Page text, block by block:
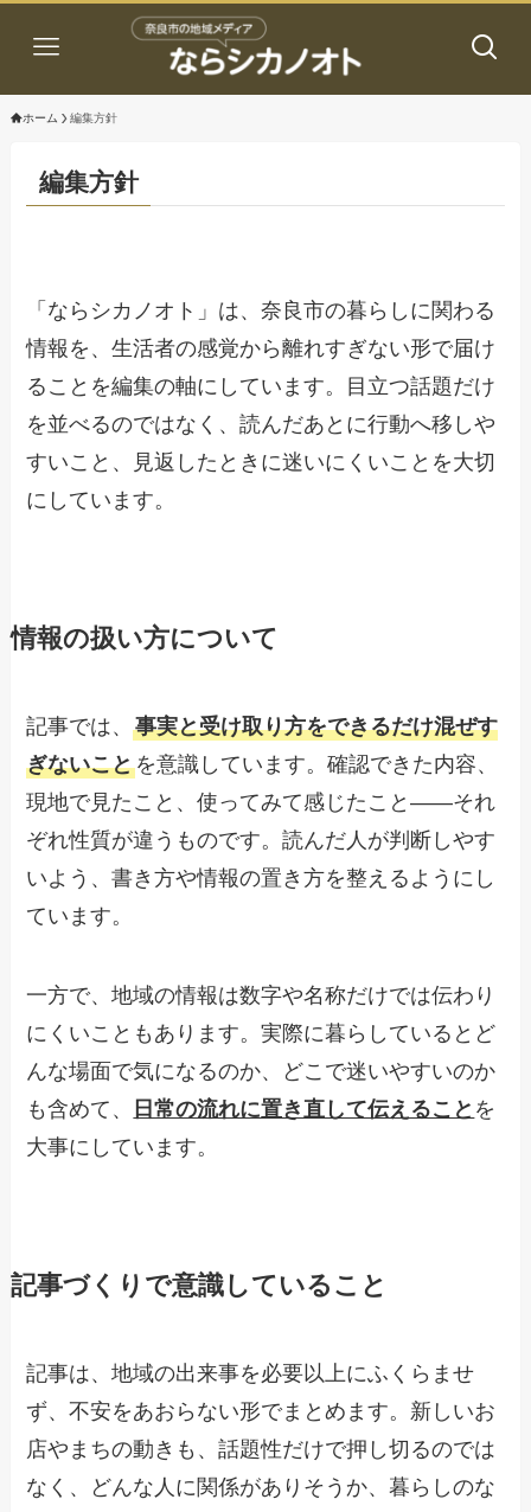
ホーム 編集方針
編集方針
「ならシカノオト」は、奈良市の暮らしに関わる
情報を、生活者の感覚から離れすぎない形で届け
ることを編集の軸にしています。目立つ話題だけ
を並べるのではなく、読んだあとに行動へ移しや
すいこと、見返したときに迷いにくいことを大切
にしています。
情報の扱い方について
記事では、事実と受け取り方をできるだけ混ぜす
ぎないことを意識しています。確認できた内容、
現地で見たこと、使ってみて感じたこと——それ
ぞれ性質が違うものです。読んだ人が判断しやす
いよう、書き方や情報の置き方を整えるようにし
ています。
一方で、地域の情報は数字や名称だけでは伝わり
にくいこともあります。実際に暮らしているとど
んな場面で気になるのか、どこで迷いやすいのか
も含めて、
日常の流れに置き直して伝えること を
大事にしています。
記事づくりで意識していること
記事は、地域の出来事を必要以上にふくらませ
ず、不安をあおらない形でまとめます。新しいお
店やまちの動きも、話題性だけで押し切るのでは
なく、どんな人に関係がありそうか、暮らしのな